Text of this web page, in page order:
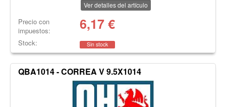
Ver detalles del artículo
Precio con
impuestos:
6,17€
Stock: Sin stock
QBA1014 - CORREA V 9.5X1014